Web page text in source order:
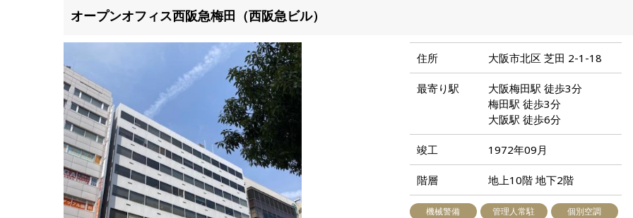
オープンオフィス西阪急梅田（西阪急ビル）
住所 大阪市北区 芝田 2-1-18
最寄り駅
大阪梅田駅 徒歩3分
梅田駅 徒歩3分
大阪駅 徒歩6分
竣工 1972年09月
階層 地上10階 地下2階
機械警備 管理人常駐 個別空調